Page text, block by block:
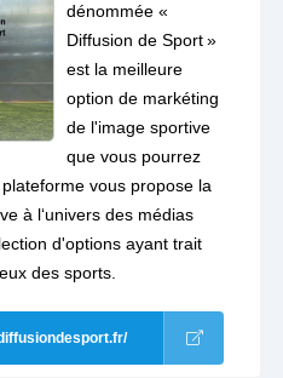
dénommée «
Diffusion de Sport »
est la meilleure
option de markéting
de l'image sportive
que vous pourrez
vous propose la
à l‘univers des médias
d'options ayant trait
des sports.